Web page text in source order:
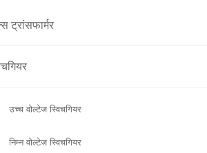
ट्रांसफार्मर
उच्च वोल्टेज स्विचगियर
निम्न वोल्टेज स्विचगियर